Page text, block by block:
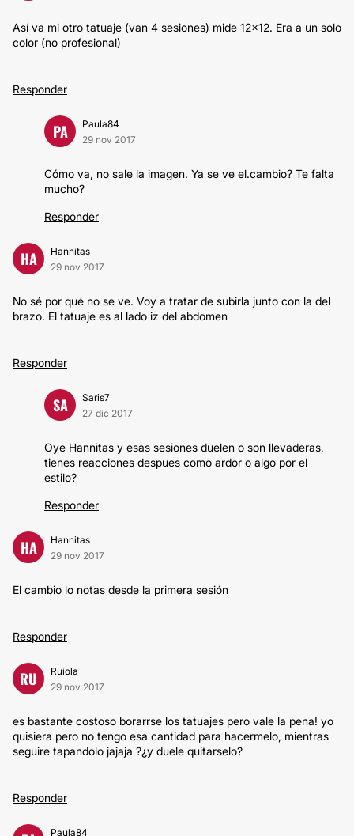
Así va mi otro tatuaje (van 4 sesiones) mide 12x12. Era a un solo
color (no profesional)
Responder
PA
Paula84
29 nov 2017
Cómo va, no sale la imagen. Ya se ve el.cambio? Te falta
mucho?
Responder
HA
Hannitas
29 nov 2017
No sé por qué no se ve. Voy a tratar de subirla junto con la del
brazo. El tatuaje es al lado iz del abdomen
Responder
SA
Saris7
27 dic 2017
Oye Hannitas y esas sesiones duelen o son llevaderas,
tienes reacciones despues como ardor o algo por el
estilo?
Responder
HA
Hannitas
29 nov 2017
El cambio lo notas desde la primera sesión
Responder
RU
Ruiola
29 nov 2017
es bastante costoso borarrse los tatuajes pero vale la pena! yo
quisiera pero no tengo esa cantidad para hacermelo, mientras
seguire tapandolo jajaja ?¿y duele quitarselo?
Responder
Paula84